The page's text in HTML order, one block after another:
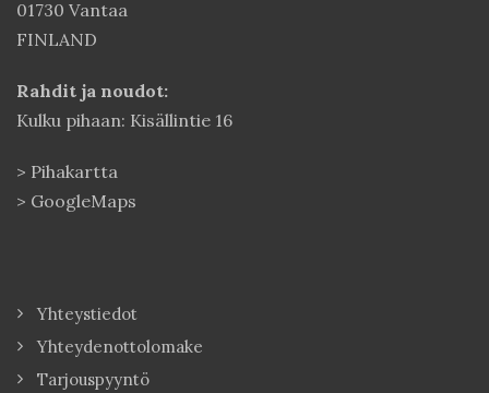
01730 Vantaa
FINLAND
Rahdit ja noudot:
Kulku pihaan: Kisällintie 16
> Pihakartta
> GoogleMaps
Yhteystiedot
Yhteydenottolomake
Tarjouspyyntö